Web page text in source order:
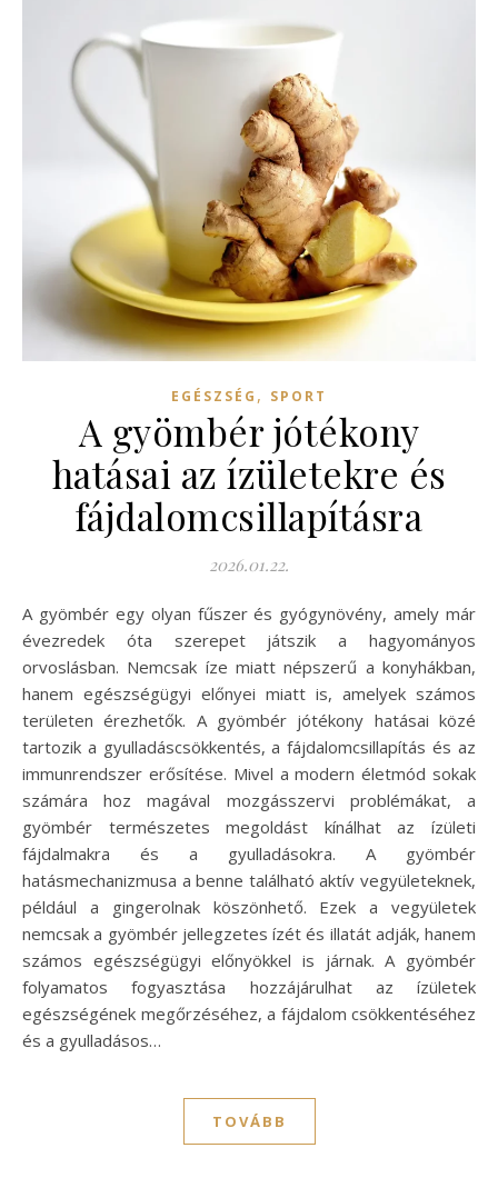
EGÉSZSÉG , SPORT
A gyömbér jótékony
hatásai az ízületekre és
fájdalomcsillapításra
2026.01.22.
A gyömbér egy olyan fűszer és gyógynövény, amely már
évezredek óta szerepet játszik a hagyományos
orvoslásban. Nemcsak íze miatt népszerű a konyhákban,
hanem egészségügyi előnyei miatt is, amelyek számos
területen érezhetők. A gyömbér jótékony hatásai közé
tartozik a gyulladáscsökkentés, a fájdalomcsillapítás és az
immunrendszer erősítése. Mivel a modern életmód sokak
számára hoz magával mozgásszervi problémákat, a
gyömbér természetes megoldást kínálhat az ízületi
fájdalmakra és a gyulladásokra. A gyömbér
hatásmechanizmusa a benne található aktív vegyületeknek,
például a gingerolnak köszönhető. Ezek a vegyületek
nemcsak a gyömbér jellegzetes ízét és illatát adják, hanem
számos egészségügyi előnyökkel is járnak. A gyömbér
folyamatos fogyasztása hozzájárulhat az ízületek
egészségének megőrzéséhez, a fájdalom csökkentéséhez
és a gyulladásos…
TOVÁBB